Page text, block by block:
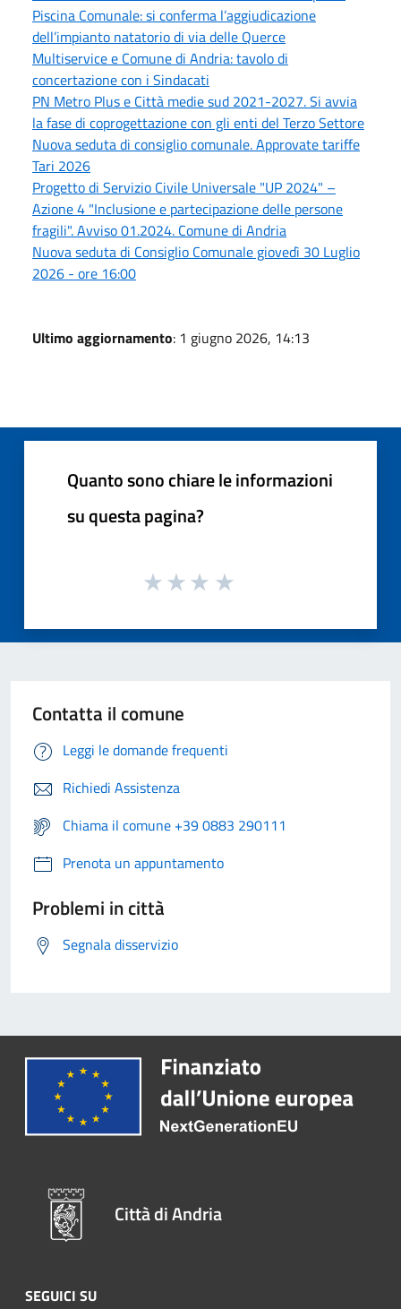
Piscina Comunale: si conferma l’aggiudicazione
dell’impianto natatorio di via delle Querce
Multiservice e Comune di Andria: tavolo di
concertazione con i Sindacati
PN Metro Plus e Città medie sud 2021-2027. Si avvia
la fase di coprogettazione con gli enti del Terzo Settore
Nuova seduta di consiglio comunale. Approvate tariffe
Tari 2026
Progetto di Servizio Civile Universale "UP 2024" –
Azione 4 "Inclusione e partecipazione delle persone
fragili". Avviso 01.2024. Comune di Andria
Nuova seduta di Consiglio Comunale giovedì 30 Luglio
2026 - ore 16:00
Ultimo aggiornamento: 1 giugno 2026, 14:13
Quanto sono chiare le informazioni
su questa pagina?
Contatta il comune
Leggi le domande frequenti
Richiedi Assistenza
Chiama il comune +39 0883 290111
Prenota un appuntamento
Problemi in città
Segnala disservizio
Città di Andria
SEGUICI SU